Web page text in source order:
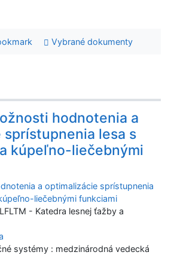
Vybrané dokumenty
hodnotenia a
lesa s
kúpeľno-liečebnými
a optimalizácie sprístupnenia
liečebnými funkciami
- Katedra lesnej ťažby a
systémy : medzinárodná vedecká